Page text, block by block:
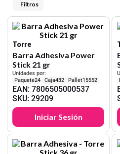
10. cartulina
Torre
Barra Adhesiva Power
Stick 21 gr
Unidades por:
24
432 15552
EAN:7806505000537
SKU:29209
Iniciar Sesión